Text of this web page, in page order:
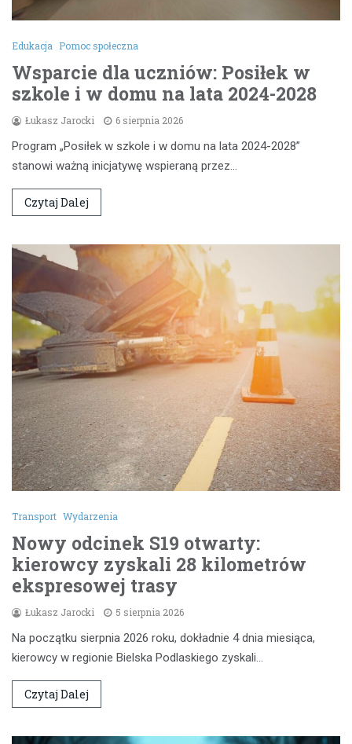
Edukacja Pomoc społeczna
Wsparcie dla uczniów: Posiłek w
szkole i w domu na lata 2024-2028
Łukasz Jarocki 6 sierpnia 2026
Program „Posiłek w szkole i w domu na lata 2024-2028”
stanowi ważną inicjatywę wspieraną przez…
Czytaj Dalej
Transport Wydarzenia
Nowy odcinek S19 otwarty:
kierowcy zyskali 28 kilometrów
ekspresowej trasy
Łukasz Jarocki 5 sierpnia 2026
Na początku sierpnia 2026 roku, dokładnie 4 dnia miesiąca,
kierowcy w regionie Bielska Podlaskiego zyskali…
Czytaj Dalej